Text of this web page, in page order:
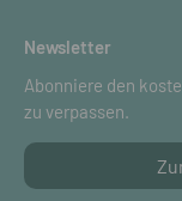
Newsletter
Abonniere den
zu verpassen.